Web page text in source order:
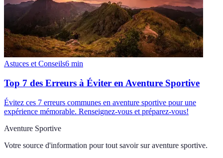
Astuces et Conseils6 min
Top 7 des Erreurs à Éviter en Aventure Sportive
Évitez ces 7 erreurs communes en aventure sportive pour une
expérience mémorable. Renseignez-vous et préparez-vous!
Aventure Sportive
Votre source d'information pour tout savoir sur aventure sportive.